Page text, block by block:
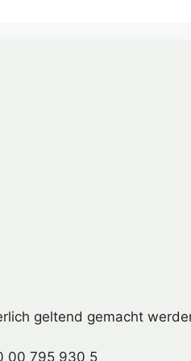
geltend gemacht
00 795 930 5